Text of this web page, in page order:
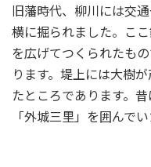
旧藩時代、柳川には交
横に掘られました。こ
を広げてつくられたも
ります。堤上には大樹
たところであります。
「外城三里」を囲んで